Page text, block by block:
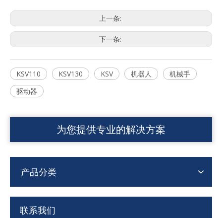
上一条:
下一条:
KSV110 KSV130 KSV 机器人
机械手
驱动器
为您提供专业的解决方案
产品分类
联系我们